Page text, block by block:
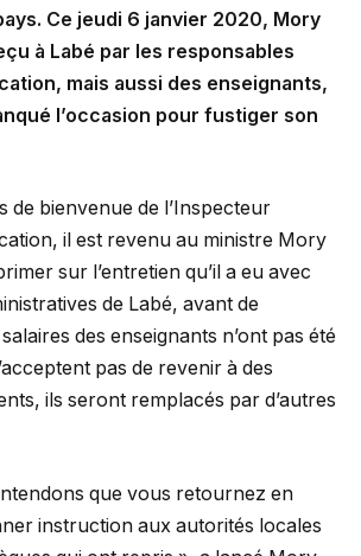
Ce jeudi 6 janvier 2020, Mory
à Labé par les responsables
mais aussi des enseignants,
l’occasion pour fustiger son
de bienvenue de l’Inspecteur
il est revenu au ministre Mory
sur l’entretien qu’il a eu avec
de Labé, avant de
des enseignants n’ont pas été
pas de revenir à des
ils seront remplacés par d’autres
que vous retournez en
instruction aux autorités locales